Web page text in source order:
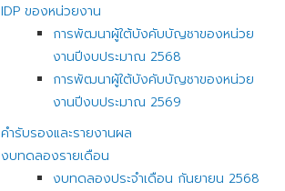
IDP ของหน่วยงาน
การพัฒนาผู้ใต้บังคับบัญชาของหน่วย
งานปีงบประมาณ 2568
การพัฒนาผู้ใต้บังคับบัญชาของหน่วย
งานปีงบประมาณ 2569
คำรับรองและรายงานผล
งบทดลองรายเดือน
งบทดลองประจำเดือน กันยายน 2568